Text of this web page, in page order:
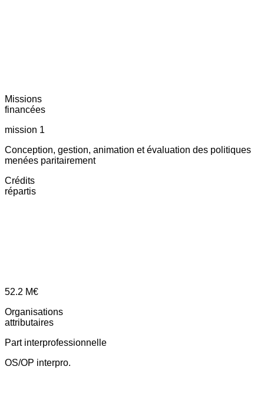
Missions
financées
mission 1
Conception, gestion, animation et évaluation des politiques
menées paritairement
Crédits
répartis
52.2 M€
Organisations
attributaires
Part interprofessionnelle
OS/OP interpro.